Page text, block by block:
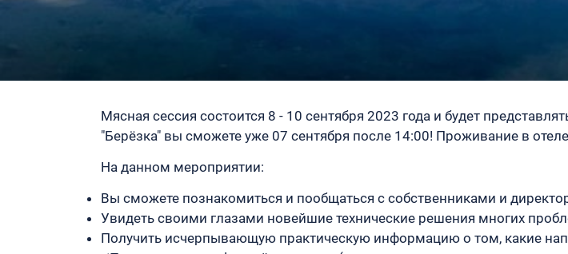
Мясная сессия состоится 8 - 10 сентября 2023 года и будет
"Берёзка" вы сможете уже 07 сентября после 14:00! Проживание в
На данном мероприятии:
Вы сможете познакомиться и пообщаться с собственниками и
Увидеть своими глазами новейшие технические решения многих
Получить исчерпывающую практическую информацию о том, какие